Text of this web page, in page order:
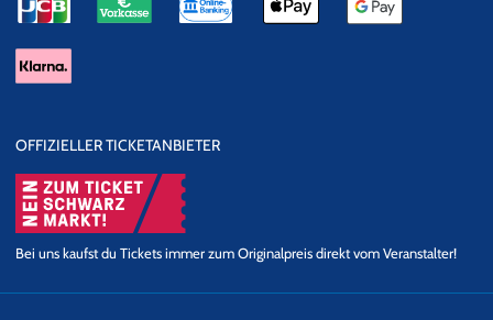
OFFIZIELLER TICKETANBIETER
Bei uns kaufst du Tickets immer zum Originalpreis direkt vom Veranstalter!